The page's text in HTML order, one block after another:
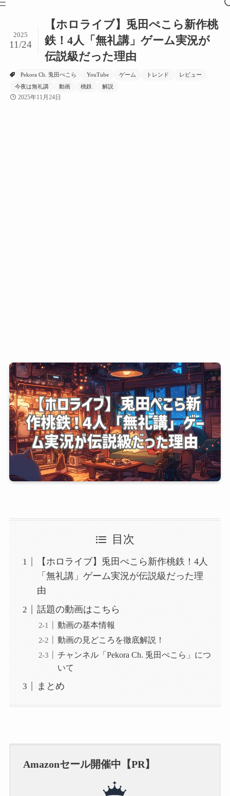
【ホロライブ】兎田ぺこら新作桃
鉄！4人「無礼講」ゲーム実況が
伝説級だった理由
2025
11/24
Pekora Ch. 兎田ぺこら YouTube ゲーム トレンド
レビュー
今夜は無礼講
動画 桃鉄 解説
2025年11月24日
目次
【ホロライブ】兎田ぺこら新作桃鉄！4人
「無礼講」ゲーム実況が伝説級だった理
由
話題の動画はこちら
動画の基本情報
動画の見どころを徹底解説！
チャンネル「Pekora Ch. 兎田ぺこら」につ
いて
まとめ
Amazonセール開催中【PR】